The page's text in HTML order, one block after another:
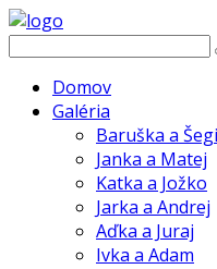
Domov
Galéria
Baruška a Šegi
Janka a Matej
Katka a Jožko
Jarka a Andrej
Aďka a Juraj
Ivka a Adam